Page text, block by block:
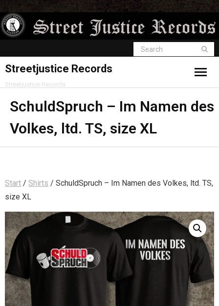
Streetjustice Records
Streetjustice Records
SchuldSpruch – Im Namen des
Volkes, ltd. TS, size XL
Start / Shirts / SchuldSpruch – Im Namen des Volkes, ltd. TS,
size XL